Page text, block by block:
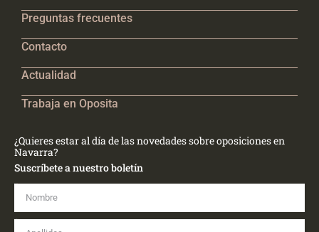
Preguntas frecuentes
Contacto
Actualidad
Trabaja en Oposita
¿Quieres estar al día de las novedades sobre oposiciones en
Navarra?
Suscríbete a nuestro boletín